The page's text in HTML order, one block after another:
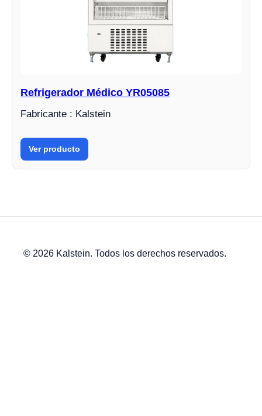
Refrigerador Médico YR05085
Fabricante : Kalstein
Ver producto
© 2026 Kalstein. Todos los derechos reservados.